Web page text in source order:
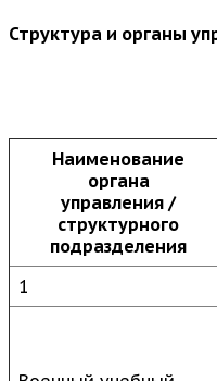
Структура и органы
Наименование
органа
управления /
структурного
подразделения
1